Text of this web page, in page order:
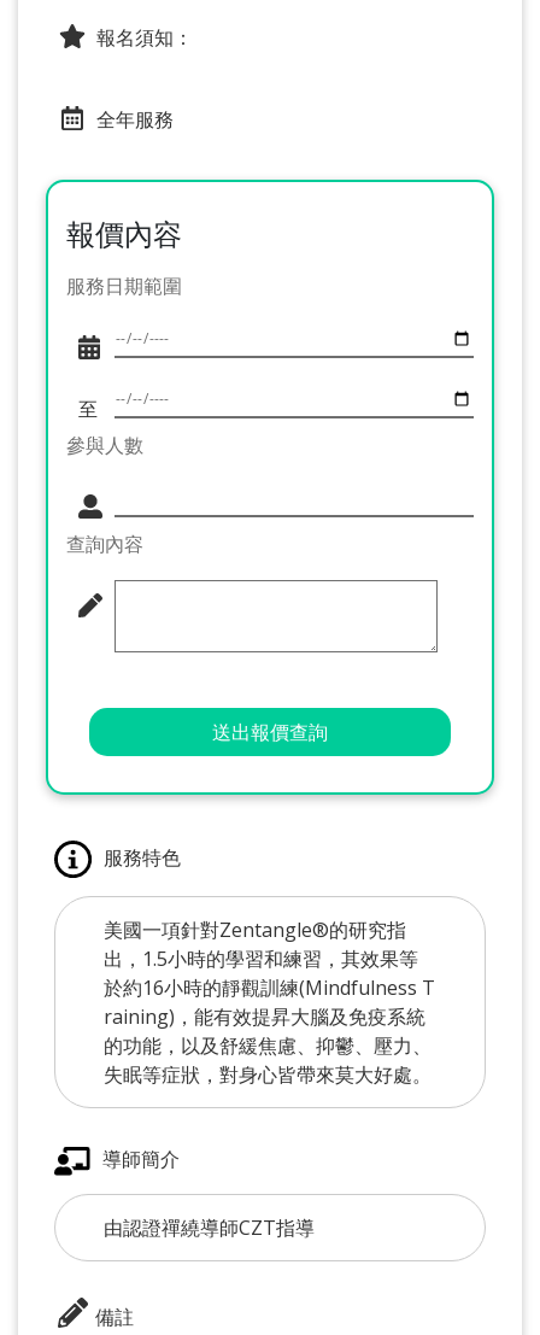
報名須知：
全年服務
報價內容
服務日期範圍
至
參與人數
查詢內容
送出報價查詢
服務特色
美國一項針對Zentangle®的研究指
出，1.5小時的學習和練習，其效果等
於約16小時的靜觀訓練(Mindfulness T
raining)，能有效提昇大腦及免疫系統
的功能，以及舒緩焦慮、抑鬱、壓力、
失眠等症狀，對身心皆帶來莫大好處。
導師簡介
由認證禪繞導師CZT指導
備註